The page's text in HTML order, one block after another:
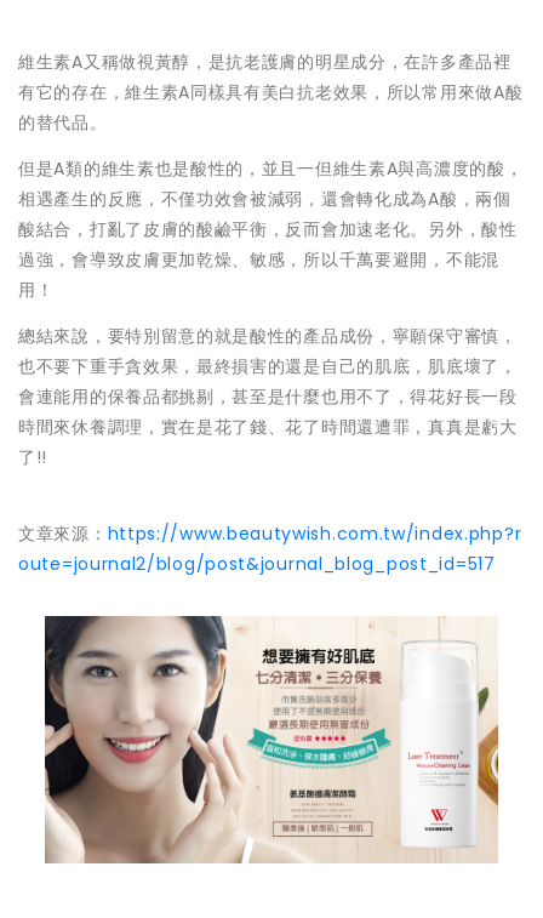
維生素A又稱做視黃醇，是抗老護膚的明星成分，在許多產品裡
有它的存在，維生素A同樣具有美白抗老效果，所以常用來做A酸
的替代品。
但是A類的維生素也是酸性的，並且一但維生素A與高濃度的酸，
相遇產生的反應，不僅功效會被減弱，還會轉化成為A酸，兩個
酸結合，打亂了皮膚的酸鹼平衡，反而會加速老化。另外，酸性
過強，會導致皮膚更加乾燥、敏感，所以千萬要避開，不能混
用！
總結來說，要特別留意的就是酸性的產品成份，寧願保守審慎，
也不要下重手貪效果，最終損害的還是自己的肌底，肌底壞了，
會連能用的保養品都挑剔，甚至是什麼也用不了，得花好長一段
時間來休養調理，實在是花了錢、花了時間還遭罪，真真是虧大
了!!
文章來源： https://www.beautywish.com.tw/index.php?r
oute=journal2/blog/post&journal_blog_post_id=517